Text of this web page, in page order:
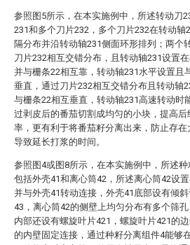
参照图5所示，在本实施例中，所述转动刀
231和多个刀片232，多个刀片232在转动轴
隔分布并沿转动轴231侧面环形排列；两个
刀片232相互交错分布，且转动轴231设置
并与栅条22相互靠，转动轴231水平设置且
垂直，通过刀片232相互交错分布且转动轴
与栅条22相互垂直，转动轴231高速转动时
过剥皮后的番茄切割成均匀的小块，提高后
率，更有利于将番茄籽分离出来，防止存在
导致延长打浆的时间。
参照图4或图8所示，在本实施例中，所述
包括外壳41和离心筒42，所述离心筒42设
并与外壳41转动连接，外壳41底部设有倾
43，离心筒42的侧壁上均匀分布有多个筛
内部还设有螺旋叶片421，螺旋叶片421的
的内壁固定连接，通过种籽分离组件4能够